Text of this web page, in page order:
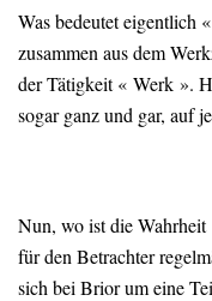
Was bedeutet eigentlich
zusammen aus dem
der Tätigkeit « Werk ».
sogar ganz und gar, auf
Nun, wo ist die
für den Betrachter
sich bei Brior um eine